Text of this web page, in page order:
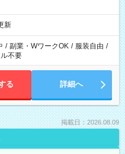
新
/ 副業・WワークOK / 服装自由 /
不要
る 詳細へ
掲載日：2026.08.09